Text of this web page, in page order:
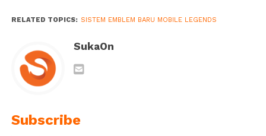
RELATED TOPICS: SISTEM EMBLEM BARU MOBILE LEGENDS
SukaOn
Subscribe